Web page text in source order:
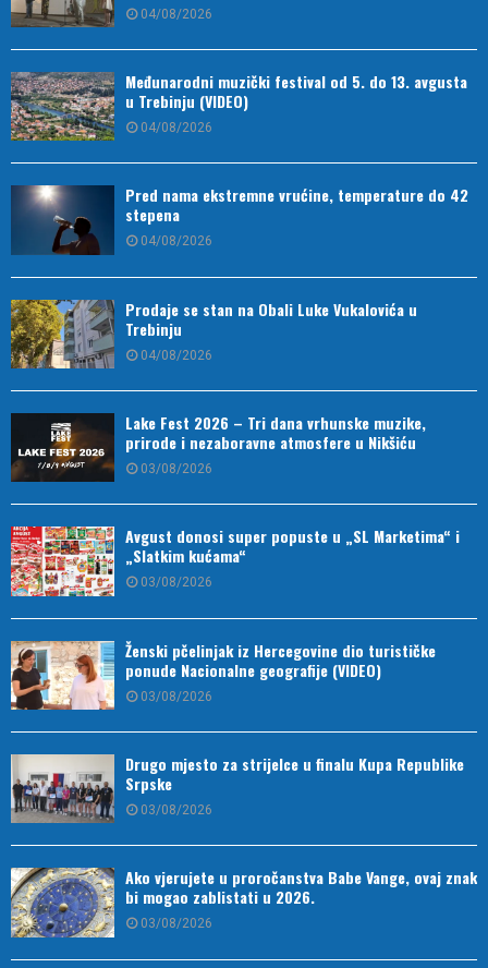
04/08/2026
Međunarodni muzički festival od 5. do 13. avgusta
u Trebinju (VIDEO)
04/08/2026
Pred nama ekstremne vrućine, temperature do 42
stepena
04/08/2026
Prodaje se stan na Obali Luke Vukalovića u
Trebinju
04/08/2026
Lake Fest 2026 – Tri dana vrhunske muzike,
prirode i nezaboravne atmosfere u Nikšiću
03/08/2026
Avgust donosi super popuste u „SL Marketima“ i
„Slatkim kućama“
03/08/2026
Ženski pčelinjak iz Hercegovine dio turističke
ponude Nacionalne geografije (VIDEO)
03/08/2026
Drugo mjesto za strijelce u finalu Kupa Republike
Srpske
03/08/2026
Ako vjerujete u proročanstva Babe Vange, ovaj znak
bi mogao zablistati u 2026.
03/08/2026